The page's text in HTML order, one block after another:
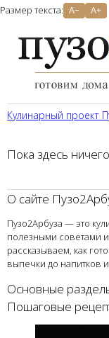
Размер текста: A− A+
Кулинарный проект
Пока здесь
О сайте
Пузо2Арбуза — это
полезными советами
рассказываем, как
выпечки до напитков и
Основные
Пошаговые